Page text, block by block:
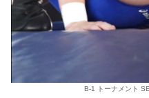
B-1 トーナメント